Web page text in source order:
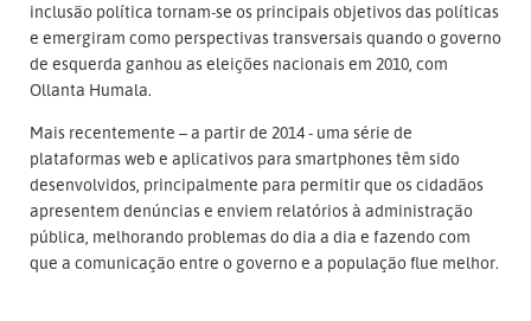
inclusão política tornam-se os principais objetivos das políticas
e emergiram como perspectivas transversais quando o governo
de esquerda ganhou as eleições nacionais em 2010, com
Ollanta Humala.
Mais recentemente – a partir de 2014 - uma série de
plataformas web e aplicativos para smartphones têm sido
desenvolvidos, principalmente para permitir que os cidadãos
apresentem denúncias e enviem relatórios à administração
pública, melhorando problemas do dia a dia e fazendo com
que a comunicação entre o governo e a população flue melhor.